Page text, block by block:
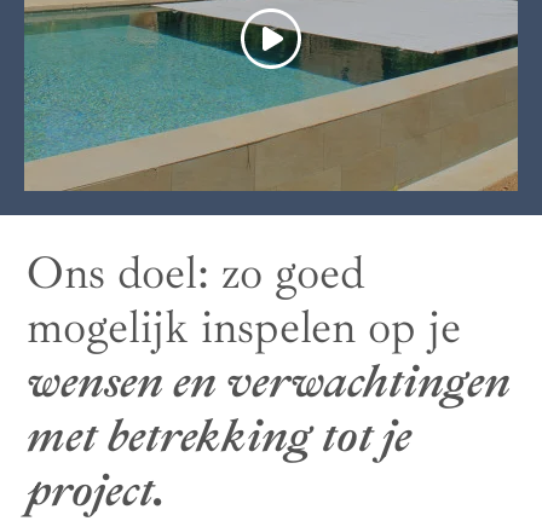
Ons doel: zo goed
mogelijk inspelen op je
wensen en verwachtingen
met betrekking tot je
project.